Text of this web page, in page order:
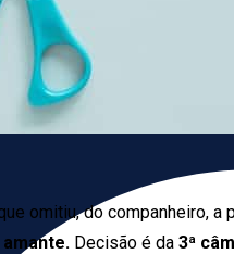
omitiu, do companheiro,
Decisão é da 3ª